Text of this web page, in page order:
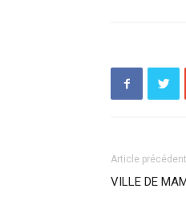
Article précédent
VILLE DE